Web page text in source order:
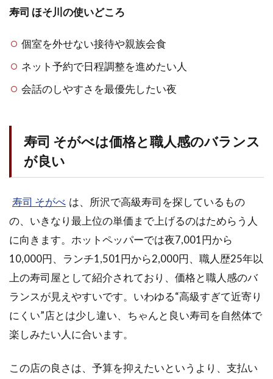
寿司 ほそ川の使いどころ
個室を外せない接待や親族会食
ネット予約で日程調整を進めたい人
会話のしやすさを最優先したい夜
寿司 そがべは価格と職人感のバランス
が良い
寿司 そがべ は、所沢で高級寿司を探しているもの
の、いきなり最上位の単価まで上げるのはためらう人
に向きます。ホットペッパーでは夜7,001円から
10,000円、ランチ1,501円から2,000円、職人歴25年以
上の寿司屋として紹介されており、価格と職人感のバ
ランスが見えやすいです。いわゆる“高級すぎて近寄り
にくい”店とは少し違い、ちゃんと良い寿司を自然体で
楽しみたい人に合います。
この店の良さは、予算を抑えたいというより、支払い